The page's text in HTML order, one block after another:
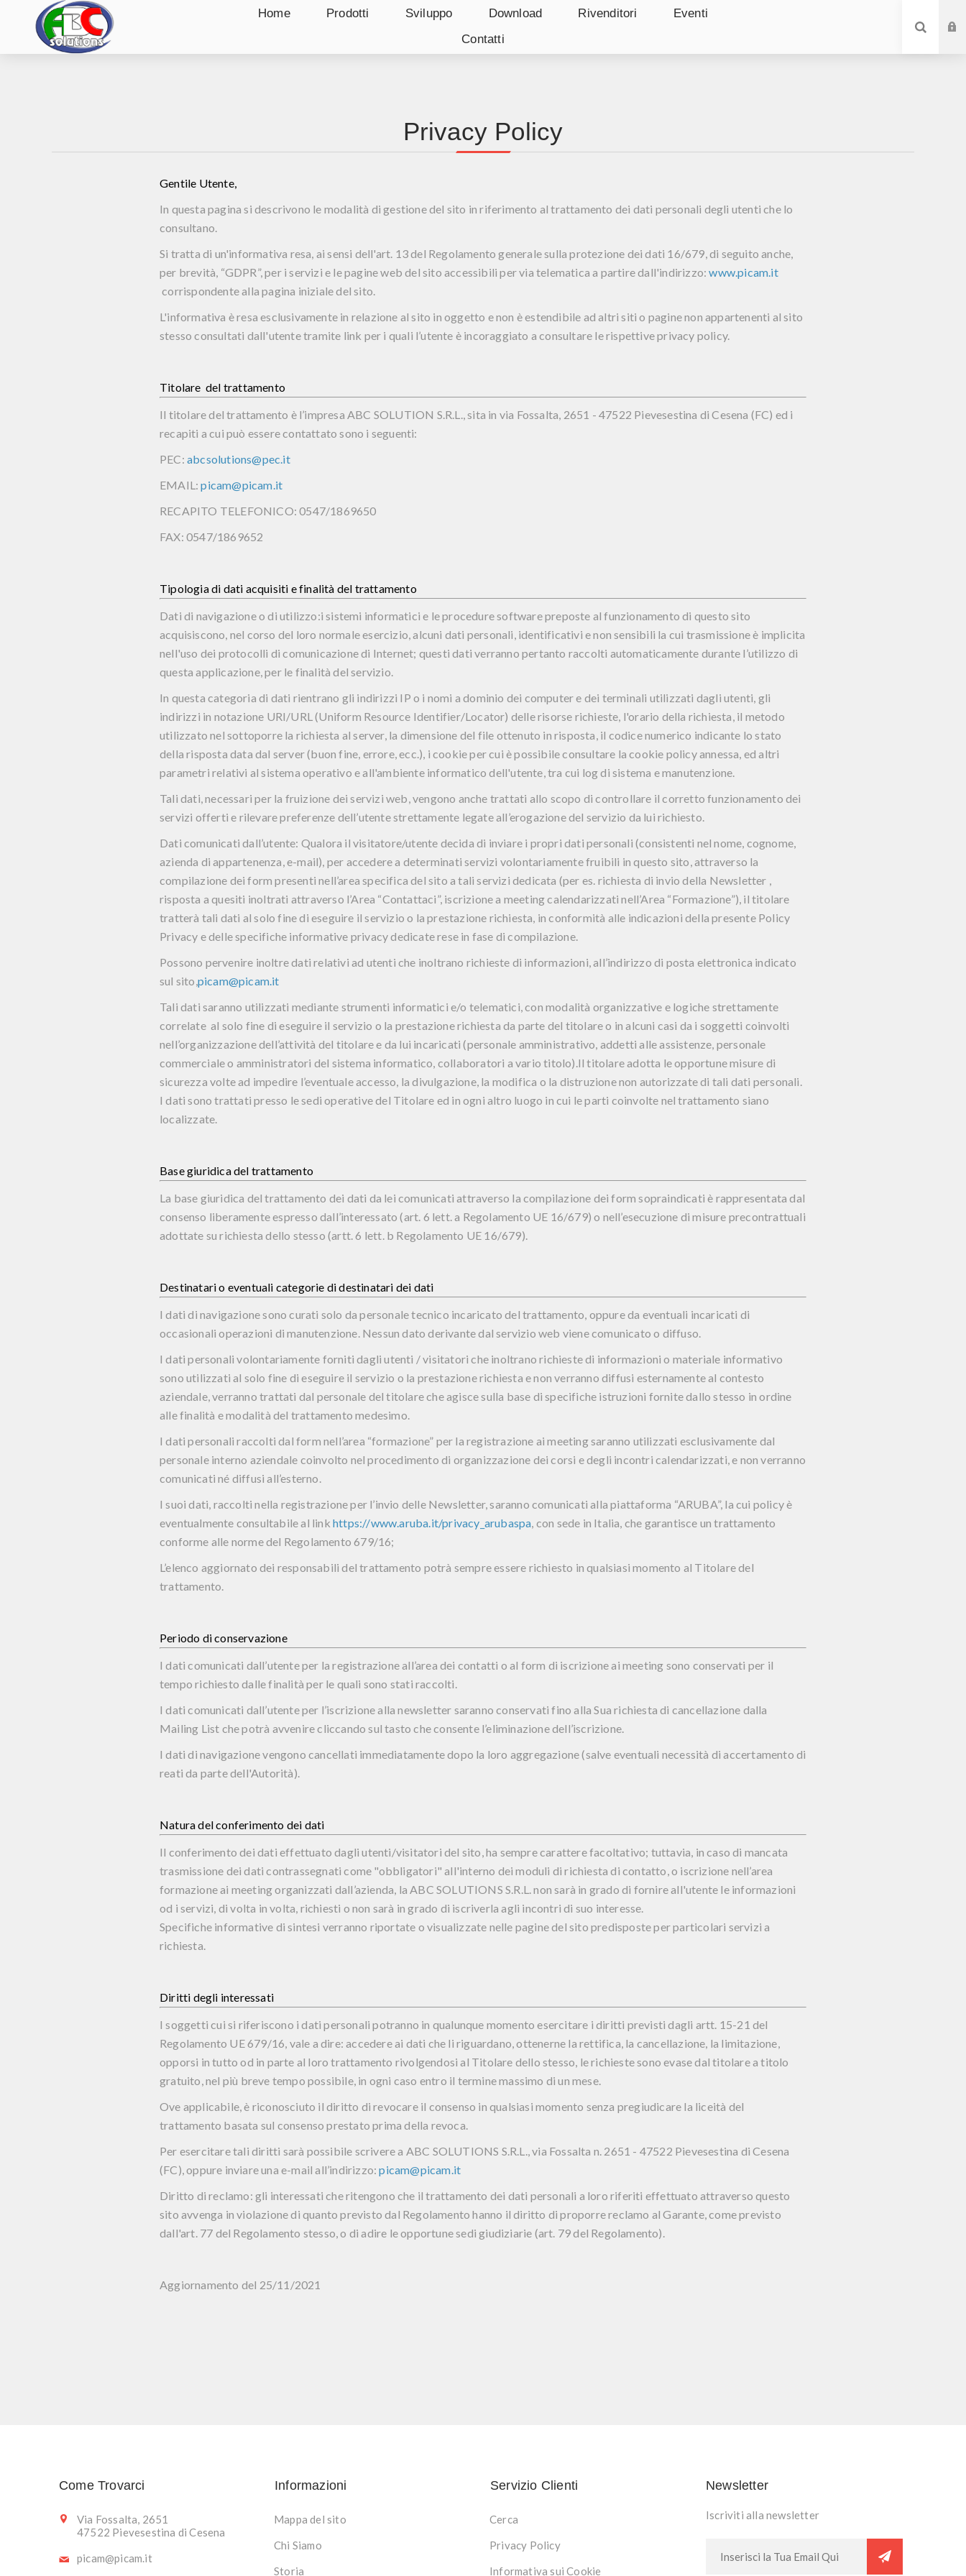
Home Prodotti Sviluppo Download Rivenditori
Eventi
Contatti
Privacy Policy
Gentile Utente,
In questa pagina si descrivono le modalità di gestione del sito in riferimento al trattamento dei dati personali degli utenti che lo
consultano.
Si tratta di un'informativa resa, ai sensi dell'art. 13 del Regolamento generale sulla protezione dei dati 16/679, di seguito anche,
per brevità, “GDPR”, per i servizi e le pagine web del sito accessibili per via telematica a partire dall'indirizzo:www.picam.it
corrispondente alla pagina iniziale del sito.
L'informativa è resa esclusivamente in relazione al sito in oggetto e non è estendibile ad altri siti o pagine non appartenenti al sito
stesso consultati dall'utente tramite link per i quali l’utente è incoraggiato a consultare le rispettive privacy policy.
Titolare del trattamento
Il titolare del trattamento è l’impresa ABC SOLUTION S.R.L., sita in via Fossalta, 2651 - 47522 Pievesestina di Cesena (FC) ed i
recapiti a cui può essere contattato sono i seguenti:
PEC: abcsolutions@pec.it
EMAIL:picam@picam.it
RECAPITO TELEFONICO: 0547/1869650
FAX: 0547/1869652
Tipologia di dati acquisiti e finalità del trattamento
Dati di navigazione o di utilizzo:i sistemi informatici e le procedure software preposte al funzionamento di questo sito
acquisiscono, nel corso del loro normale esercizio, alcuni dati personali, identificativi e non sensibili la cui trasmissione è implicita
nell'uso dei protocolli di comunicazione di Internet; questi dati verranno pertanto raccolti automaticamente durante l’utilizzo di
questa applicazione, per le finalità del servizio.
In questa categoria di dati rientrano gli indirizzi IP o i nomi a dominio dei computer e dei terminali utilizzati dagli utenti, gli
indirizzi in notazione URI/URL (Uniform Resource Identifier/Locator) delle risorse richieste, l'orario della richiesta, il metodo
utilizzato nel sottoporre la richiesta al server, la dimensione del file ottenuto in risposta, il codice numerico indicante lo stato
della risposta data dal server (buon fine, errore, ecc.), i cookie per cui è possibile consultare la cookie policy annessa, ed altri
parametri relativi al sistema operativo e all'ambiente informatico dell'utente, tra cui log di sistema e manutenzione.
Tali dati, necessari per la fruizione dei servizi web, vengono anche trattati allo scopo di controllare il corretto funzionamento dei
servizi offerti e rilevare preferenze dell’utente strettamente legate all’erogazione del servizio da lui richiesto.
Dati comunicati dall’utente: Qualora il visitatore/utente decida di inviare i propri dati personali (consistenti nel nome, cognome,
azienda di appartenenza, e-mail), per accedere a determinati servizi volontariamente fruibili in questo sito, attraverso la
compilazione dei form presenti nell’area specifica del sito a tali servizi dedicata (per es. richiesta di invio della Newsletter ,
risposta a quesiti inoltrati attraverso l’Area “Contattaci”, iscrizione a meeting calendarizzati nell’Area “Formazione”), il titolare
tratterà tali dati al solo fine di eseguire il servizio o la prestazione richiesta, in conformità alle indicazioni della presente Policy
Privacy e delle specifiche informative privacy dedicate rese in fase di compilazione.
Possono pervenire inoltre dati relativi ad utenti che inoltrano richieste di informazioni, all’indirizzo di posta elettronica indicato
sul sito,picam@picam.it
Tali dati saranno utilizzati mediante strumenti informatici e/o telematici, con modalità organizzative e logiche strettamente
correlate al solo fine di eseguire il servizio o la prestazione richiesta da parte del titolare o in alcuni casi da i soggetti coinvolti
nell’organizzazione dell’attività del titolare e da lui incaricati (personale amministrativo, addetti alle assistenze, personale
commerciale o amministratori del sistema informatico, collaboratori a vario titolo).Il titolare adotta le opportune misure di
sicurezza volte ad impedire l’eventuale accesso, la divulgazione, la modifica o la distruzione non autorizzate di tali dati personali.
I dati sono trattati presso le sedi operative del Titolare ed in ogni altro luogo in cui le parti coinvolte nel trattamento siano
localizzate.
Base giuridica del trattamento
La base giuridica del trattamento dei dati da lei comunicati attraverso la compilazione dei form sopraindicati è rappresentata dal
consenso liberamente espresso dall’interessato (art. 6 lett. a Regolamento UE 16/679) o nell’esecuzione di misure precontrattuali
adottate su richiesta dello stesso (artt. 6 lett. b Regolamento UE 16/679).
Destinatari o eventuali categorie di destinatari dei dati
I dati di navigazione sono curati solo da personale tecnico incaricato del trattamento, oppure da eventuali incaricati di
occasionali operazioni di manutenzione. Nessun dato derivante dal servizio web viene comunicato o diffuso.
I dati personali volontariamente forniti dagli utenti / visitatori che inoltrano richieste di informazioni o materiale informativo
sono utilizzati al solo fine di eseguire il servizio o la prestazione richiesta e non verranno diffusi esternamente al contesto
aziendale, verranno trattati dal personale del titolare che agisce sulla base di specifiche istruzioni fornite dallo stesso in ordine
alle finalità e modalità del trattamento medesimo.
I dati personali raccolti dal form nell’area “formazione” per la registrazione ai meeting saranno utilizzati esclusivamente dal
personale interno aziendale coinvolto nel procedimento di organizzazione dei corsi e degli incontri calendarizzati, e non verranno
comunicati né diffusi all’esterno.
I suoi dati, raccolti nella registrazione per l’invio delle Newsletter, saranno comunicati alla piattaforma “ARUBA”, la cui policy è
eventualmente consultabile al link https://www.aruba.it/privacy_arubaspa, con sede in Italia, che garantisce un trattamento
conforme alle norme del Regolamento 679/16;
L’elenco aggiornato dei responsabili del trattamento potrà sempre essere richiesto in qualsiasi momento al Titolare del
trattamento.
Periodo di conservazione
I dati comunicati dall’utente per la registrazione all’area dei contatti o al form di iscrizione ai meeting sono conservati per il
tempo richiesto dalle finalità per le quali sono stati raccolti.
I dati comunicati dall’utente per l’iscrizione alla newsletter saranno conservati fino alla Sua richiesta di cancellazione dalla
Mailing List che potrà avvenire cliccando sul tasto che consente l’eliminazione dell’iscrizione.
I dati di navigazione vengono cancellati immediatamente dopo la loro aggregazione (salve eventuali necessità di accertamento di
reati da parte dell'Autorità).
Natura del conferimento dei dati
Il conferimento dei dati effettuato dagli utenti/visitatori del sito, ha sempre carattere facoltativo; tuttavia, in caso di mancata
trasmissione dei dati contrassegnati come "obbligatori" all'interno dei moduli di richiesta di contatto, o iscrizione nell’area
formazione ai meeting organizzati dall’azienda, la ABC SOLUTIONS S.R.L. non sarà in grado di fornire all'utente le informazioni
od i servizi, di volta in volta, richiesti o non sarà in grado di iscriverla agli incontri di suo interesse.
Specifiche informative di sintesi verranno riportate o visualizzate nelle pagine del sito predisposte per particolari servizi a
richiesta.
Diritti degli interessati
I soggetti cui si riferiscono i dati personali potranno in qualunque momento esercitare i diritti previsti dagli artt. 15-21 del
Regolamento UE 679/16, vale a dire: accedere ai dati che li riguardano, ottenerne la rettifica, la cancellazione, la limitazione,
opporsi in tutto od in parte al loro trattamento rivolgendosi al Titolare dello stesso, le richieste sono evase dal titolare a titolo
gratuito, nel più breve tempo possibile, in ogni caso entro il termine massimo di un mese.
Ove applicabile, è riconosciuto il diritto di revocare il consenso in qualsiasi momento senza pregiudicare la liceità del
trattamento basata sul consenso prestato prima della revoca.
Per esercitare tali diritti sarà possibile scrivere a ABC SOLUTIONS S.R.L., via Fossalta n. 2651 - 47522 Pievesestina di Cesena
(FC), oppure inviare una e-mail all’indirizzo:picam@picam.it
Diritto di reclamo:gli interessati che ritengono che il trattamento dei dati personali a loro riferiti effettuato attraverso questo
sito avvenga in violazione di quanto previsto dal Regolamento hanno il diritto di proporre reclamo al Garante, come previsto
dall'art. 77 del Regolamento stesso, o di adire le opportune sedi giudiziarie (art. 79 del Regolamento).
Aggiornamento del 25/11/2021
Come Trovarci
Via Fossalta, 2651
47522 Pievesestina di Cesena
picam@picam.it
Informazioni
Mappa del sito
Chi Siamo
Storia
Servizio Clienti
Cerca
Privacy Policy
Informativa sui Cookie
Newsletter
Iscriviti alla newsletter